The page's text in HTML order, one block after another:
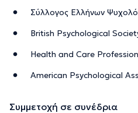
Σύλλογος Ελλήνων
British Psychological
Health and Care
American Psychological
Συμμετοχή σε συνέδρια